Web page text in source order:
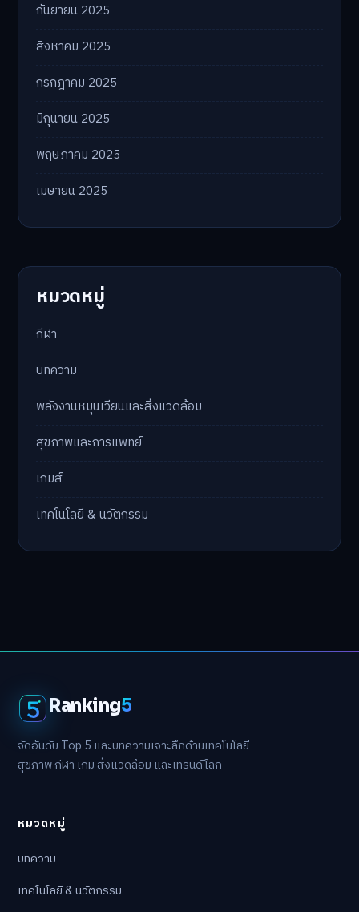
กันยายน 2025
สิงหาคม 2025
กรกฎาคม 2025
มิถุนายน 2025
พฤษภาคม 2025
เมษายน 2025
หมวดหมู่
กีฬา
บทความ
พลังงานหมุนเวียนและสิ่งแวดล้อม
สุขภาพและการแพทย์
เกมส์
เทคโนโลยี & นวัตกรรม
Ranking5
จัดอันดับ Top 5 และบทความเจาะลึกด้านเทคโนโลยี
สุขภาพ กีฬา เกม สิ่งแวดล้อม และเทรนด์โลก
หมวดหมู่
บทความ
เทคโนโลยี & นวัตกรรม